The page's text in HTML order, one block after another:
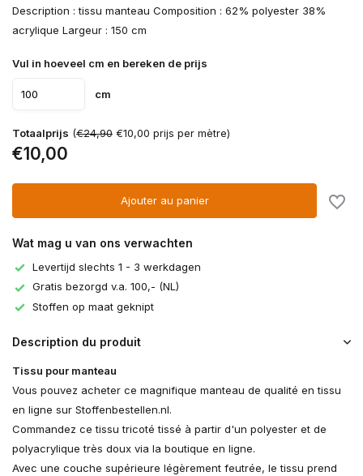
Description : tissu manteau Composition : 62% polyester 38%
acrylique Largeur : 150 cm
Vul in hoeveel cm en bereken de prijs
cm
Totaalprijs (€24,90 €10,00 prijs per mètre)
€10,00
Ajouter au panier
Wat mag u van ons verwachten
Levertijd slechts 1 - 3 werkdagen
Gratis bezorgd v.a. 100,- (NL)
Stoffen op maat geknipt
Description du produit
Tissu pour manteau
Vous pouvez acheter ce magnifique manteau de qualité en tissu
en ligne sur Stoffenbestellen.nl.
Commandez ce tissu tricoté tissé à partir d'un polyester et de
polyacrylique très doux via la boutique en ligne.
Avec une couche supérieure légèrement feutrée, le tissu prend